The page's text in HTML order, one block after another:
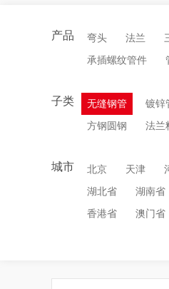
产品 弯头 法兰
承插螺纹管件
子类 无缝钢管 镀锌
方钢圆钢 法兰
城市 北京 天津
湖北省 湖南省
香港省 澳门省